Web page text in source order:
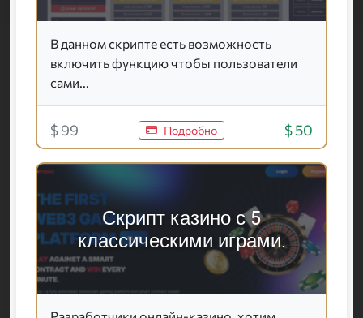
В данном скрипте есть возможность
включить функцию чтобы пользователи
сами...
$ 99 Подробно $ 50
Скрипт казино с 5
классическими играми.